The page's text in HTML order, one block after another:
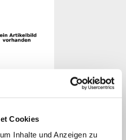
Cookies
Inhalte und Anzeigen zu